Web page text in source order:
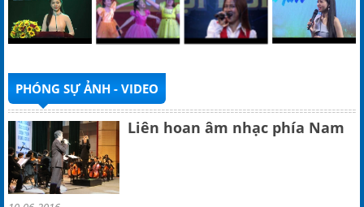
PHÓNG SỰ ẢNH - VIDEO
Liên hoan âm nhạc phía Nam